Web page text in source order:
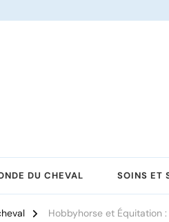
DU CHEVAL SOINS ET
Hobbyhorse et Équitation